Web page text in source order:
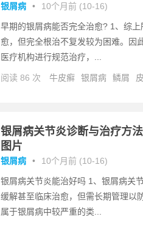
银屑病 • 10个月前 (10-16)
早期的银屑病能否完全治愈? 1、综
愈，但完全根治不复发较为困难。因
医疗机构进行规范治疗，...
阅读 86 次 牛皮癣 银屑病 鳞屑
银屑病关节炎诊断与治疗方
图片
银屑病 • 10个月前 (10-16)
银屑病关节炎能治好吗 1、银屑病关
缓解甚至临床治愈，但需长期管理以
属于银屑病中较严重的类...